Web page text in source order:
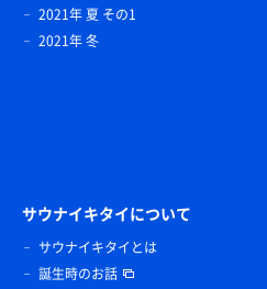
2021年 夏 その1
2021年 冬
サウナイキタイについて
サウナイキタイとは
誕生時のお話